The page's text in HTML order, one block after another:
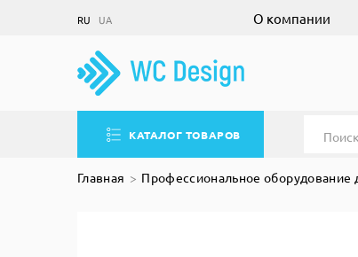
RU UA О компании
КАТАЛОГ ТОВАРОВ
Главная Профессиональное оборудование